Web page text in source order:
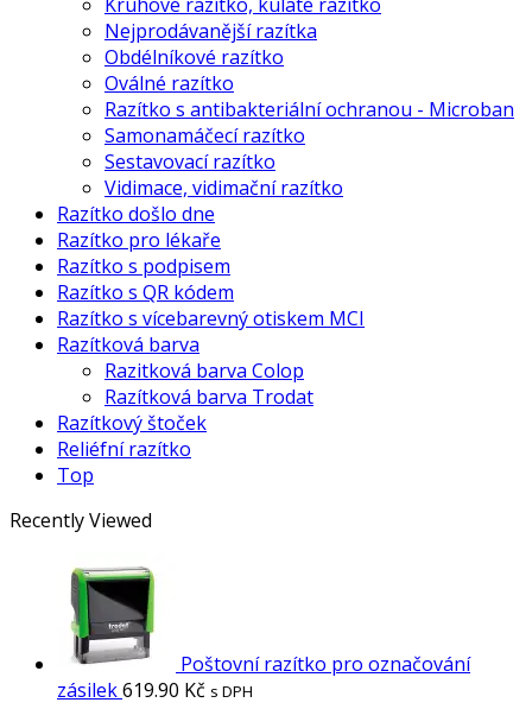
Nejprodávanější razítka
Obdélníkové razítko
Oválné razítko
Razítko s antibakteriální ochranou - Microban
Samonamáčecí razítko
Sestavovací razítko
Vidimace, vidimační razítko
Razítko došlo dne
Razítko pro lékaře
Razítko s podpisem
Razítko s QR kódem
Razítko s vícebarevný otiskem MCI
Razítková barva
Razitková barva Colop
Razítková barva Trodat
Razítkový štoček
Reliéfní razítko
Top
Recently Viewed
Poštovní razítko pro označování
zásilek619.90 Kč s DPH